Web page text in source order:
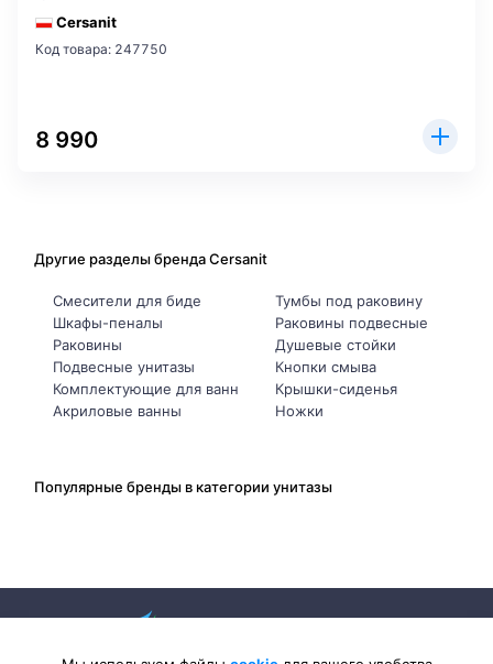
Cersanit
Код товара: 247750
8 990
Другие разделы бренда Cersanit
Смесители для биде
Шкафы-пеналы
Раковины
Подвесные унитазы
Комплектующие для ванн
Акриловые ванны
Тумбы под раковину
Раковины подвесные
Душевые стойки
Кнопки смыва
Крышки-сиденья
Ножки
Популярные бренды в категории унитазы